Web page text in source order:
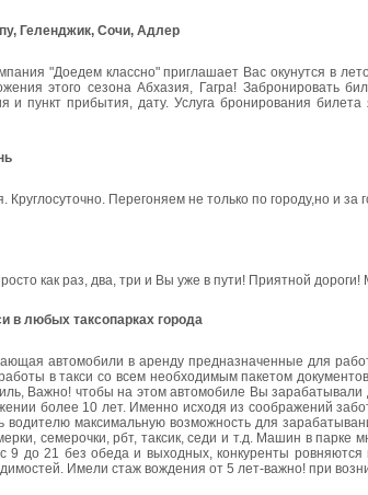
Геленджик, Сочи, Адлер
"Доедем классно" приглашает Вас окунутся в
этого сезона Абхазия, Гагра! Забронировать
и пункт прибытия, дату. Услуга бронирования
Перегоняем не только по городу,но и
как раз, два, три и Вы уже в пути! Приятной
в любых таксопарках города
автомобили в аренду предназначенные для
в такси со всем необходимым пакетом
Важно! чтобы на этом автомобиле Вы
более 10 лет. Именно исходя из соображений
водителю максимальную возможность для
семерочки, рбт, таксик, седи и т.д. Машин в
до 21 без обеда и выходных, конкуренты ровняются
Имели стаж вождения от 5 лет-важно! при